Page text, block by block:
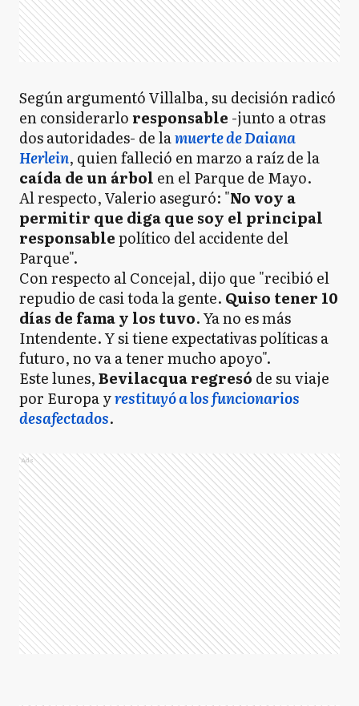
Según argumentó Villalba, su decisión radicó
en considerarlo responsable -junto a otras
dos autoridades- de lamuerte de Daiana
Herlein, quien falleció en marzo a raíz de la
caída de un árbol en el Parque de Mayo.
Al respecto, Valerio aseguró: "No voy a
permitir que diga que soy el principal
responsablepolítico del accidente del
Parque".
Con respecto al Concejal, dijo que "recibió el
repudio de casi toda la gente. Quiso tener 10
días de fama y los tuvo. Ya no es más
Intendente. Y si tiene expectativas políticas a
futuro, no va a tener mucho apoyo".
Este lunes,Bevilacqua regresó de su viaje
por Europa yrestituyó a los funcionarios
desafectados.
Ads